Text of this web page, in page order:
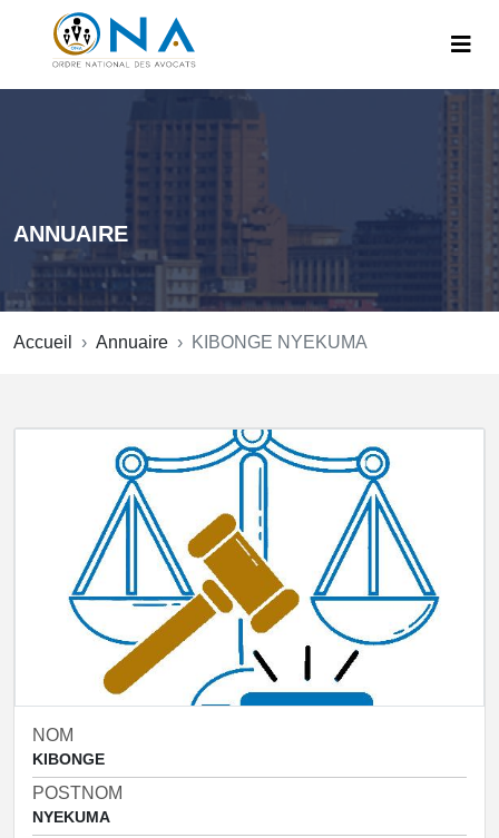
ANNUAIRE
Accueil Annuaire KIBONGE NYEKUMA
NOM
KIBONGE
POSTNOM
NYEKUMA